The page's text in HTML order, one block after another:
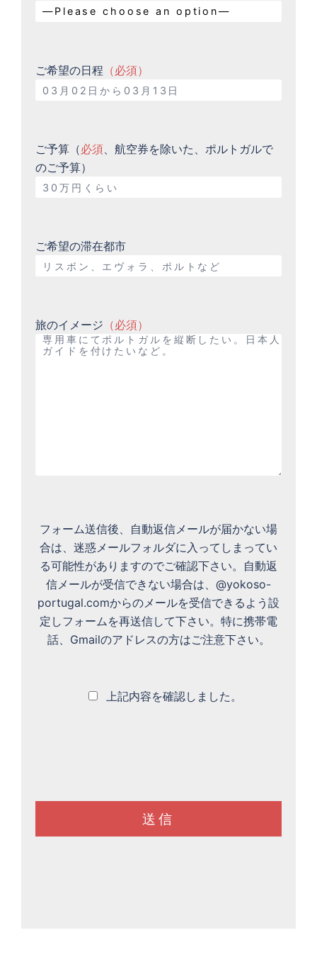
ご希望の日程 （必須）
ご予算（必須、航空券を除いた、ポルトガルで
のご予算）
ご希望の滞在都市
旅のイメージ （必須）
フォーム送信後、自動返信メールが届かない場
合は、迷惑メールフォルダに入ってしまってい
る可能性がありますのでご確認下さい。自動返
信メールが受信できない場合は、@yokoso-
portugal.comからのメールを受信できるよう設
定しフォームを再送信して下さい。特に携帯電
話、Gmailのアドレスの方はご注意下さい。
上記内容を確認しました。